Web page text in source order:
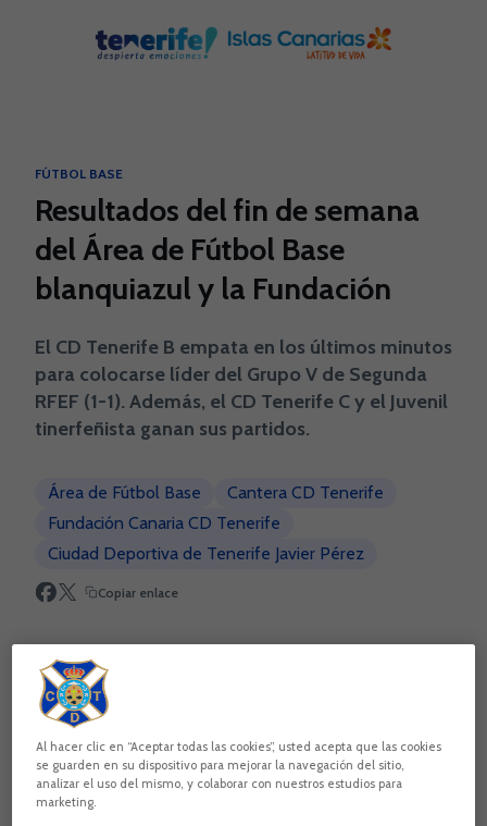
FÚTBOL BASE
Resultados del fin de semana
del Área de Fútbol Base
blanquiazul y la Fundación
El CD Tenerife B empata en los últimos minutos
para colocarse líder del Grupo V de Segunda
RFEF (1-1). Además, el CD Tenerife C y el Juvenil
tinerfeñista ganan sus partidos.
Área de Fútbol Base
Cantera CD Tenerife
Fundación Canaria CD Tenerife
Ciudad Deportiva de Tenerife Javier Pérez
Copiar enlace
Al hacer clic en “Aceptar todas las cookies”, usted acepta que las cookies
se guarden en su dispositivo para mejorar la navegación del sitio,
analizar el uso del mismo, y colaborar con nuestros estudios para
marketing.